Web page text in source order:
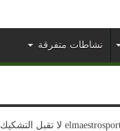
نشاطات متفرقة
مصداقية elmaestrosport لا تقبل التشكيك